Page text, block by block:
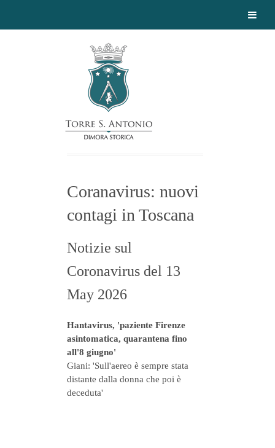
Coranavirus: nuovi
contagi in Toscana
Notizie sul
Coronavirus del 13
May 2026
Hantavirus, 'paziente Firenze
asintomatica, quarantena fino
all'8 giugno'
Giani: 'Sull'aereo è sempre stata
distante dalla donna che poi è
deceduta'